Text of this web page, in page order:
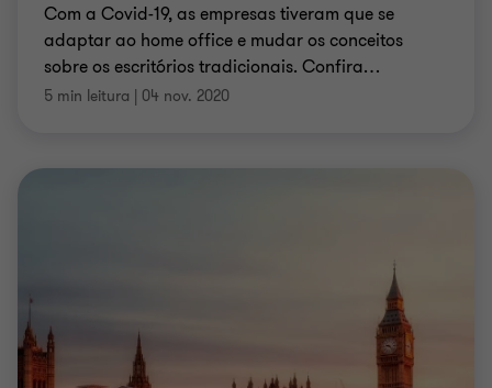
Com a Covid-19, as empresas tiveram que se
adaptar ao home office e mudar os conceitos
sobre os escritórios tradicionais. Confira…
5 min leitura | 04 nov. 2020